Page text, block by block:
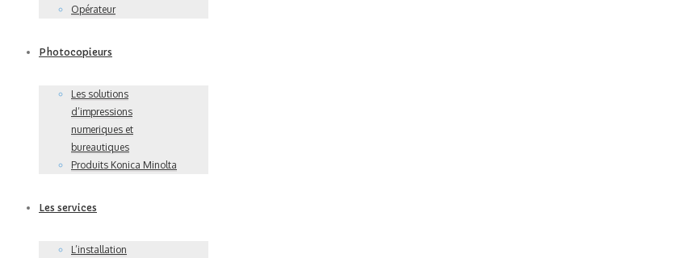
Opérateur
Photocopieurs
Les solutions
d’impressions
numeriques et
bureautiques
Produits Konica Minolta
Les services
L’installation